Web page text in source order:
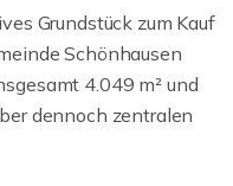
Grundstück zum Kauf
Schönhausen
4.049 m² und
dennoch zentralen